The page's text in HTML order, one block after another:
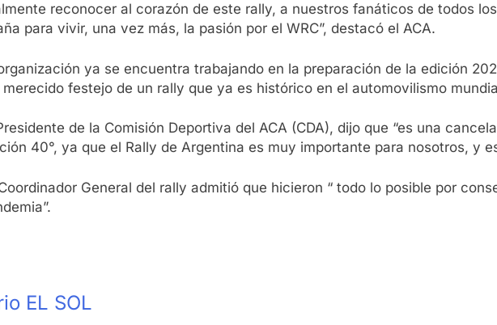
reconocer al corazón de este rally, a nuestros fanáticos de todos
para vivir, una vez más, la pasión por el WRC”, destacó el ACA.
ya se encuentra trabajando en la preparación de la edición
festejo de un rally que ya es histórico en el automovilismo
de la Comisión Deportiva del ACA (CDA), dijo que “es una
40°, ya que el Rally de Argentina es muy importante para nosotros, y
General del rally admitió que hicieron “ todo lo posible por
EL SOL